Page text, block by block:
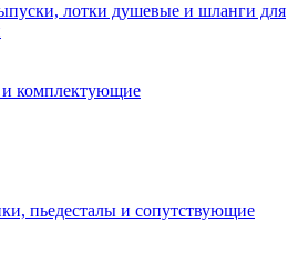
лотки душевые и шланги для
комплектующие
пьедесталы и сопутствующие